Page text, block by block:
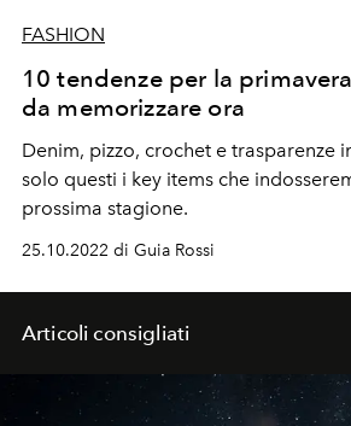
FASHION
10 tendenze per la
da memorizzare ora
Denim, pizzo, crochet e trasparenze
solo questi i key items che
prossima stagione.
25.10.2022 di Guia Rossi
Articoli consigliati